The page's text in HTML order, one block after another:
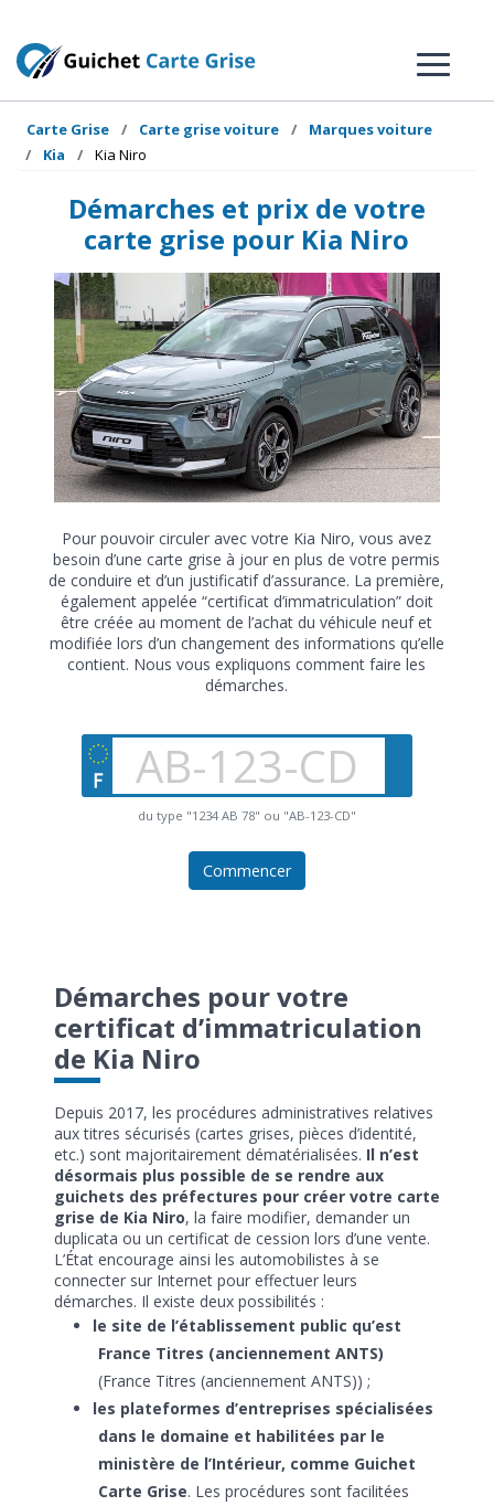
Carte Grise Carte grise voiture
Marques voiture
Kia
Kia Niro
Démarches et prix de votre
carte grise pour Kia Niro
Pour pouvoir circuler avec votre Kia Niro, vous avez
besoin d’une carte grise à jour en plus de votre permis
de conduire et d’un justificatif d’assurance. La première,
également appelée “certificat d’immatriculation” doit
être créée au moment de l’achat du véhicule neuf et
modifiée lors d’un changement des informations qu’elle
contient. Nous vous expliquons comment faire les
démarches.
du type "1234 AB 78" ou "AB-123-CD"
Commencer
Démarches pour votre
certificat d’immatriculation
de Kia Niro
Depuis 2017, les procédures administratives relatives
aux titres sécurisés (cartes grises, pièces d’identité,
etc.) sont majoritairement dématérialisées. Il n’est
désormais plus possible de se rendre aux
guichets des préfectures pour créer votre carte
grise de Kia Niro, la faire modifier, demander un
duplicata ou un certificat de cession lors d’une vente.
L’État encourage ainsi les automobilistes à se
connecter sur Internet pour effectuer leurs
démarches. Il existe deux possibilités :
le site de l’établissement public qu’est
France Titres (anciennement ANTS)
(France Titres (anciennement ANTS)) ;
les plateformes d’entreprises spécialisées
dans le domaine et habilitées par le
ministère de l’Intérieur, comme Guichet
Carte Grise. Les procédures sont facilitées